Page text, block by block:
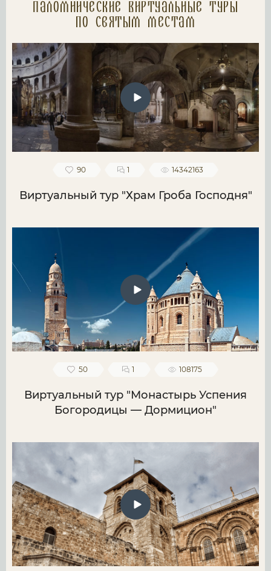
Паломнические Виртуальные туры
по святым местам
90 1 14342163
Виртуальный тур "Храм Гроба Господня"
50 1 108175
Виртуальный тур "Монастырь Успения
Богородицы — Дормицион"